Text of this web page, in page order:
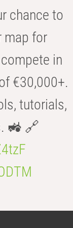
chance to
map for
in
€30,000+.
tutorials,
🚜 🔗